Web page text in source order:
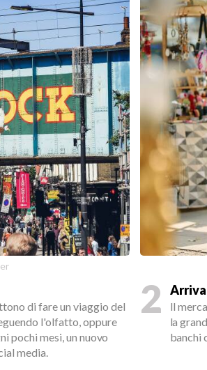
di fare un viaggio del
l'olfatto, oppure
pochi mesi, un nuovo
media.
2
Il
la
banchi